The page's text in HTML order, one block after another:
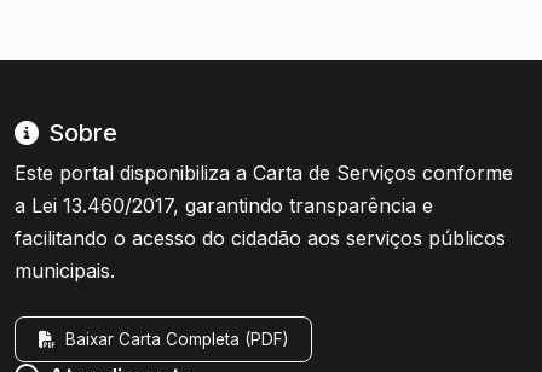
Sobre
Este portal disponibiliza a Carta de Serviços conforme
a Lei 13.460/2017, garantindo transparência e
facilitando o acesso do cidadão aos serviços públicos
municipais.
Baixar Carta Completa (PDF)